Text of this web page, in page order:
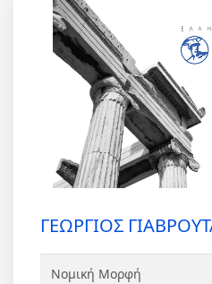
ΓΕΩΡΓΙΟΣ
Νομική Μορφή